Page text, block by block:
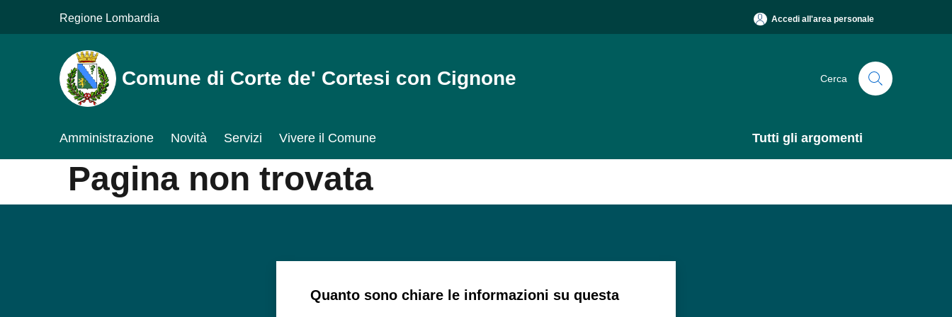
Regione Lombardia Accedi all'area personale
Comune di Corte de' Cortesi con Cignone Cerca
Amministrazione Novità Servizi Vivere il Comune Tutti gli argomenti
Pagina non trovata
Quanto sono chiare le informazioni su questa pagina?